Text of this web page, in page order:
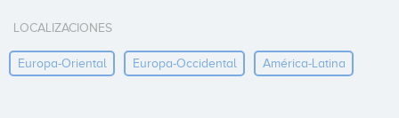
LOCALIZACIONES
Europa-Oriental Europa-Occidental América-Latina